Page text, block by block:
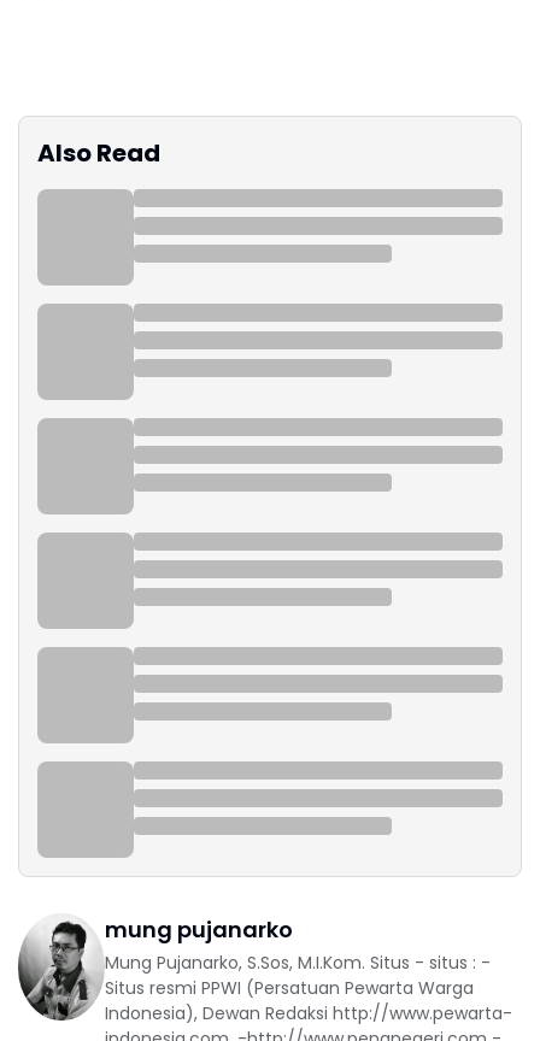
Also Read
mung pujanarko
Mung Pujanarko, S.Sos, M.I.Kom. Situs - situs : -
Situs resmi PPWI (Persatuan Pewarta Warga
Indonesia), Dewan Redaksi http://www.pewarta-